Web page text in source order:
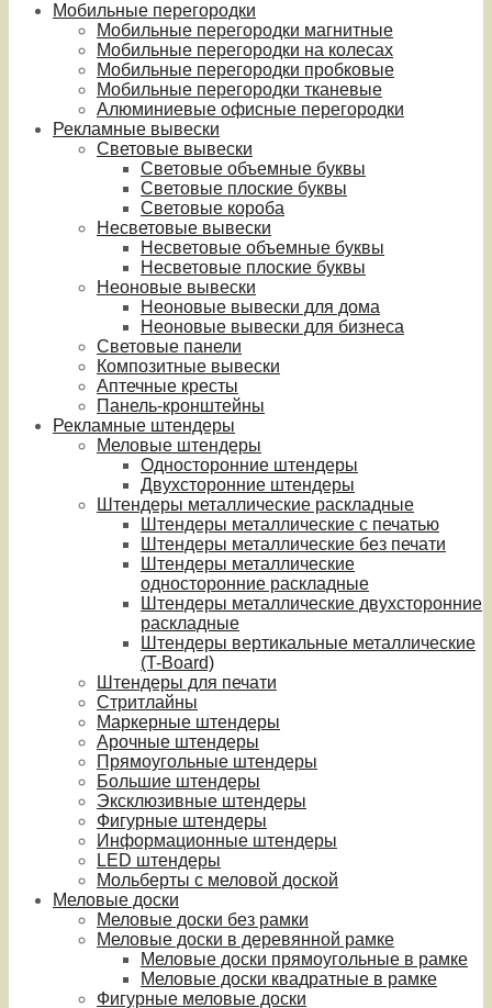
Мобильные перегородки
Мобильные перегородки магнитные
Мобильные перегородки на колесах
Мобильные перегородки пробковые
Мобильные перегородки тканевые
Алюминиевые офисные перегородки
Рекламные вывески
Световые вывески
Световые объемные буквы
Световые плоские буквы
Световые короба
Несветовые вывески
Несветовые объемные буквы
Несветовые плоские буквы
Неоновые вывески
Неоновые вывески для дома
Неоновые вывески для бизнеса
Световые панели
Композитные вывески
Аптечные кресты
Панель-кронштейны
Рекламные штендеры
Меловые штендеры
Односторонние штендеры
Двухсторонние штендеры
Штендеры металлические раскладные
Штендеры металлические с печатью
Штендеры металлические без печати
Штендеры металлические
односторонние раскладные
Штендеры металлические двухсторонние
раскладные
Штендеры вертикальные металлические
(T-Board)
Штендеры для печати
Стритлайны
Маркерные штендеры
Арочные штендеры
Прямоугольные штендеры
Большие штендеры
Эксклюзивные штендеры
Фигурные штендеры
Информационные штендеры
LED штендеры
Мольберты с меловой доской
Меловые доски
Меловые доски без рамки
Меловые доски в деревянной рамке
Меловые доски прямоугольные в рамке
Меловые доски квадратные в рамке
Фигурные меловые доски